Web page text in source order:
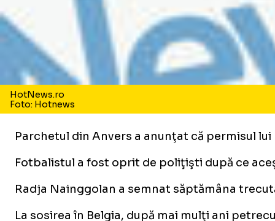
HotNews.ro
Foto: Hotnews
Parchetul din Anvers a anunţat că permisul
Fotbalistul a fost oprit de poliţişti după ce
Radja Nainggolan a semnat săptămâna
La sosirea în Belgia, după mai mulţi ani